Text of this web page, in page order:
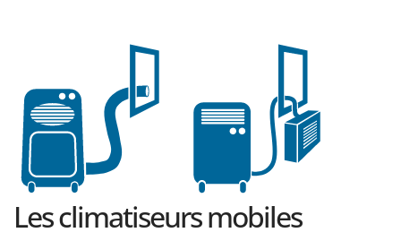
Les climatiseurs mobiles